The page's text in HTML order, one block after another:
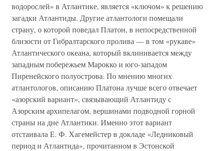
водорослей» в Атлантике, является «ключом» к решению
загадки Атлантиды. Другие атлантологи помещали
страну, о которой поведал Платон, в непосредственной
близости от Гибралтарского пролива — в том «рукаве»
Атлантического океана, который вклинивается между
западным побережьем Марокко и юго-западом
Пиренейского полуострова. По мнению многих
атлантологов, описанию Платона лучше всего отвечает
«азорский вариант», связывающий Атлантиду с
Азорским архипелагом, вершинами подводной горной
страны на дне Атлантики. Именно этот вариант
отстаивала Е. Ф. Хагемейстер в докладе «Ледниковый
период и Атлантида», прочитанном в Эстонской